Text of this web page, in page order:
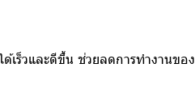
เร็วและดีขึ้น ช่วยลดการทำงานของ